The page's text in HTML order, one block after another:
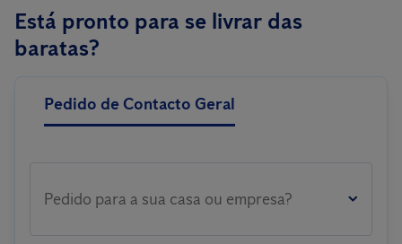
Está pronto para se livrar das
baratas?
Pedido de Contacto Geral
Pedido para a sua casa ou empresa?